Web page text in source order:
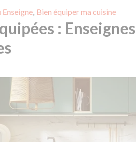
, Bien équiper ma cuisine
: